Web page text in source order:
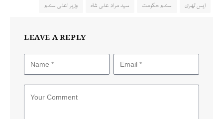
ایس تھری سندھ حکومت سید مراد علی شاہ وزیر اعلی سندھ
LEAVE A REPLY